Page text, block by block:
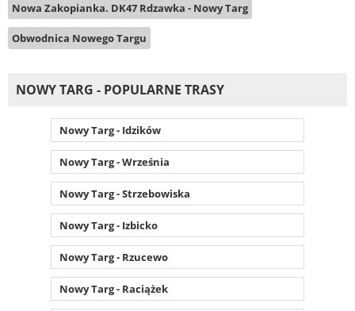
Nowa Zakopianka. DK47 Rdzawka - Nowy Targ
Obwodnica Nowego Targu
NOWY TARG - POPULARNE TRASY
Nowy Targ - Idzików
Nowy Targ - Września
Nowy Targ - Strzebowiska
Nowy Targ - Izbicko
Nowy Targ - Rzucewo
Nowy Targ - Raciążek